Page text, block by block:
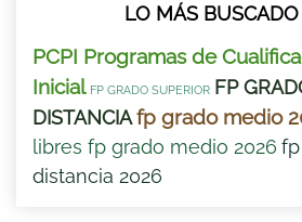
LO MÁS
PCPI Programas de
Inicial FP GRADO SUPERIOR FP
DISTANCIAfp grado medio
libres fp grado medio 2026
distancia 2026